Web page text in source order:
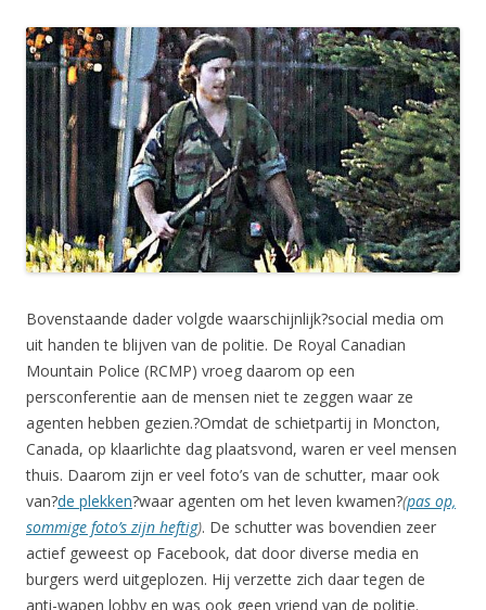
Bovenstaande dader volgde waarschijnlijk?social media om
uit handen te blijven van de politie. De Royal Canadian
Mountain Police (RCMP) vroeg daarom op een
persconferentie aan de mensen niet te zeggen waar ze
agenten hebben gezien.?Omdat de schietpartij in Moncton,
Canada, op klaarlichte dag plaatsvond, waren er veel mensen
thuis. Daarom zijn er veel foto’s van de schutter, maar ook
van?de plekken?waar agenten om het leven kwamen?(pas op,
sommige foto’s zijn heftig). De schutter was bovendien zeer
actief geweest op Facebook, dat door diverse media en
burgers werd uitgeplozen. Hij verzette zich daar tegen de
anti-wapen lobby en was ook geen vriend van de politie.